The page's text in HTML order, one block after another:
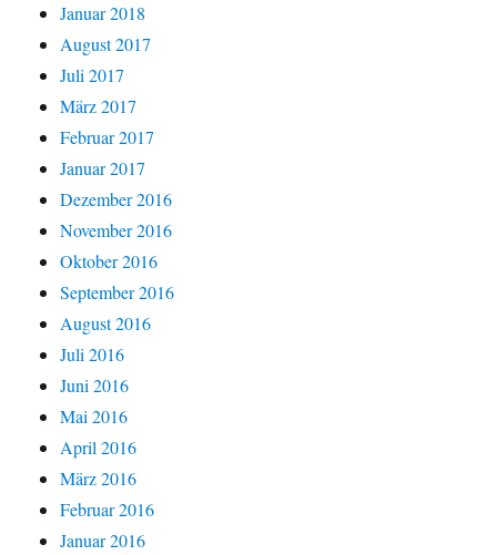
Januar 2018
August 2017
Juli 2017
März 2017
Februar 2017
Januar 2017
Dezember 2016
November 2016
Oktober 2016
September 2016
August 2016
Juli 2016
Juni 2016
Mai 2016
April 2016
März 2016
Februar 2016
Januar 2016